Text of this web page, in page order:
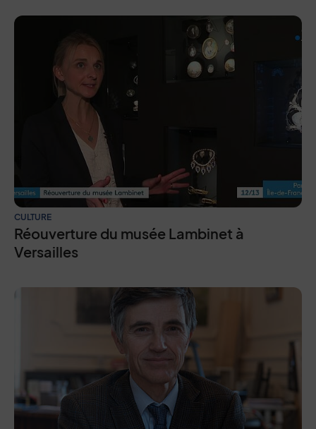
CULTURE
Réouverture du musée Lambinet à
Versailles